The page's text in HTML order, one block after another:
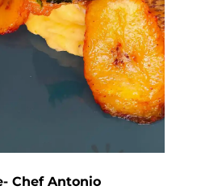
Chef Antonio